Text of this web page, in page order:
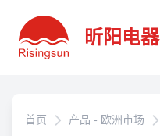
昕阳电器
首页 产品 - 欧洲市场